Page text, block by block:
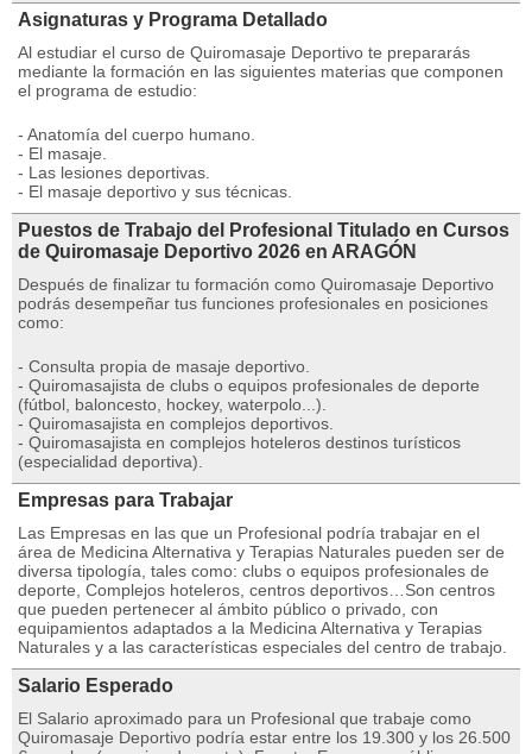
Asignaturas y Programa Detallado
Al estudiar el curso de Quiromasaje Deportivo te prepararás
mediante la formación en las siguientes materias que componen
el programa de estudio:
- Anatomía del cuerpo humano.
- El masaje.
- Las lesiones deportivas.
- El masaje deportivo y sus técnicas.
Puestos de Trabajo del Profesional Titulado en Cursos
de Quiromasaje Deportivo 2026 en ARAGÓN
Después de finalizar tu formación como Quiromasaje Deportivo
podrás desempeñar tus funciones profesionales en posiciones
como:
- Consulta propia de masaje deportivo.
- Quiromasajista de clubs o equipos profesionales de deporte
(fútbol, baloncesto, hockey, waterpolo...).
- Quiromasajista en complejos deportivos.
- Quiromasajista en complejos hoteleros destinos turísticos
(especialidad deportiva).
Empresas para Trabajar
Las Empresas en las que un Profesional podría trabajar en el
área de Medicina Alternativa y Terapias Naturales pueden ser de
diversa tipología, tales como: clubs o equipos profesionales de
deporte, Complejos hoteleros, centros deportivos…Son centros
que pueden pertenecer al ámbito público o privado, con
equipamientos adaptados a la Medicina Alternativa y Terapias
Naturales y a las características especiales del centro de trabajo.
Salario Esperado
El Salario aproximado para un Profesional que trabaje como
Quiromasaje Deportivo podría estar entre los 19.300 y los 26.500